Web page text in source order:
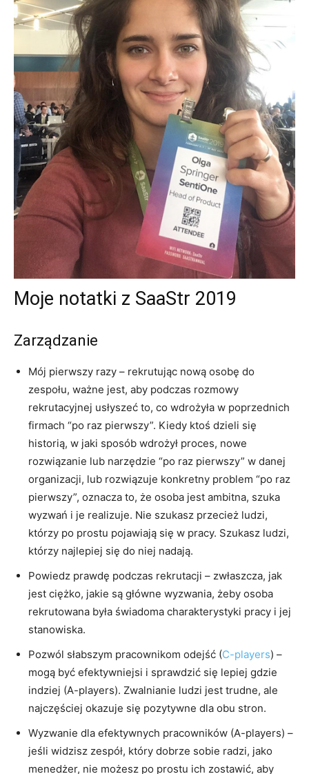
Moje notatki z SaaStr 2019
Zarządzanie
Mój pierwszy razy – rekrutując nową osobę do
zespołu, ważne jest, aby podczas rozmowy
rekrutacyjnej usłyszeć to, co wdrożyła w poprzednich
firmach “po raz pierwszy”. Kiedy ktoś dzieli się
historią, w jaki sposób wdrożył proces, nowe
rozwiązanie lub narzędzie “po raz pierwszy” w danej
organizacji, lub rozwiązuje konkretny problem “po raz
pierwszy”, oznacza to, że osoba jest ambitna, szuka
wyzwań i je realizuje. Nie szukasz przecież ludzi,
którzy po prostu pojawiają się w pracy. Szukasz ludzi,
którzy najlepiej się do niej nadają.
Powiedz prawdę podczas rekrutacji – zwłaszcza, jak
jest ciężko, jakie są główne wyzwania, żeby osoba
rekrutowana była świadoma charakterystyki pracy i jej
stanowiska.
Pozwól słabszym pracownikom odejść (C-players) –
mogą być efektywniejsi i sprawdzić się lepiej gdzie
indziej (A-players). Zwalnianie ludzi jest trudne, ale
najczęściej okazuje się pozytywne dla obu stron.
Wyzwanie dla efektywnych pracowników (A-players) –
jeśli widzisz zespół, który dobrze sobie radzi, jako
menedżer, nie możesz po prostu ich zostawić, aby